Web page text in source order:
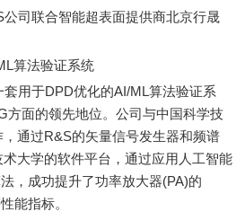
司联合智能超表面提供商北京行晟
算法验证系统
用于DPD优化的AI/ML算法验证系
方面的领先地位。公司与中国科学技
通过R&S的矢量信号发生器和频谱
大学的软件平台，通过应用人工智能
，成功提升了功率放大器(PA)的
能指标。